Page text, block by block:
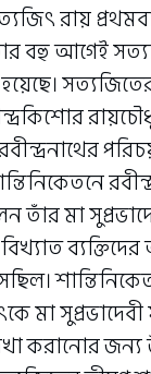
রায়
বহু আগেই
তাঁর মা
ব্যক্তিদের
মা
করানোর জন্য